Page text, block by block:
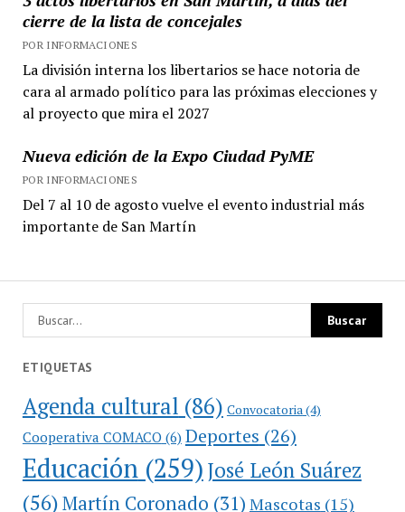
cierre de la lista de concejales
POR INFORMACIONES
La división interna los libertarios se hace notoria de
cara al armado político para las próximas elecciones y
al proyecto que mira el 2027
Nueva edición de la Expo Ciudad PyME
POR INFORMACIONES
Del 7 al 10 de agosto vuelve el evento industrial más
importante de San Martín
ETIQUETAS
Agenda cultural (86) Convocatoria (4)
Cooperativa COMACO(6) Deportes (26)
Educación(259)José León Suárez
(56)Martín Coronado (31) Mascotas (15)